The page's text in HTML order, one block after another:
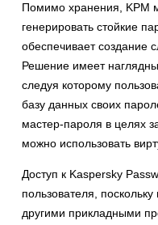
Помимо хранения, KPM
генерировать стойкие
обеспечивает создание
Решение имеет
следуя которому
базу данных своих
мастер-пароля в целях
можно использовать
Доступ к Kaspersky
пользователя,
другими прикладными